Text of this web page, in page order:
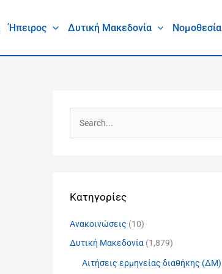
Ήπειρος Δυτική Μακεδονία Νομοθεσία
ή
η
σ
Kατηγορίες
Ανακοινώσεις (10)
Δυτική Μακεδονία (1,879)
Αιτήσεις ερμηνείας διαθήκης (ΔΜ)
σ
ο
κ